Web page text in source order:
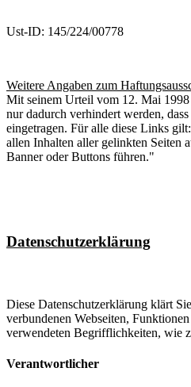
Ust-ID: 145/224/00778
Weitere Angaben zum
Mit seinem Urteil vom 12. Mai 1998
nur dadurch verhindert werden,
eingetragen. Für alle diese Links
allen Inhalten aller gelinkten Seiten
Banner oder Buttons führen."
Datenschutzerklärung
Diese Datenschutzerklärung klärt
verbundenen Webseiten,
verwendeten Begrifflichkeiten, wie
Verantwortlicher